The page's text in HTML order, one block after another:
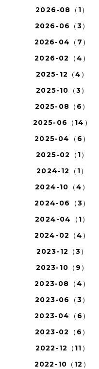
2026-08（1）
2026-06（3）
2026-04（7）
2026-02（4）
2025-12（4）
2025-10（3）
2025-08（6）
2025-06（14）
2025-04（6）
2025-02（1）
2024-12（1）
2024-10（4）
2024-06（3）
2024-04（1）
2024-02（4）
2023-12（3）
2023-10（9）
2023-08（4）
2023-06（3）
2023-04（6）
2023-02（6）
2022-12（11）
2022-10（12）